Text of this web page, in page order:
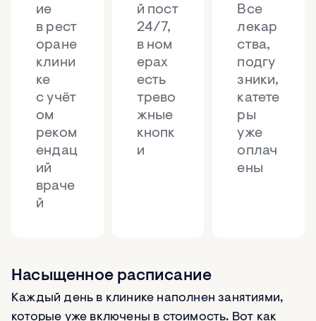
ие
в рест
оране
клини
ке
с учёт
ом
реком
ендац
ий
враче
й
й пост
24/7,
в ном
ерах
есть
трево
жные
кнопк
и
Все
лекар
ства,
подгу
зники,
катете
ры
уже
оплач
ены
Насыщенное расписание
Каждый день в клинике наполнен занятиями,
которые уже включены в стоимость. Вот как